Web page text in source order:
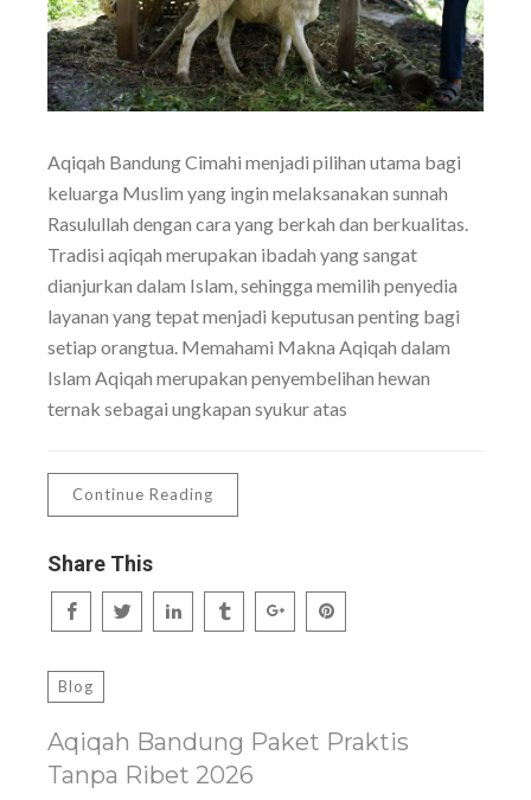
Aqiqah Bandung Cimahi menjadi pilihan utama bagi
keluarga Muslim yang ingin melaksanakan sunnah
Rasulullah dengan cara yang berkah dan berkualitas.
Tradisi aqiqah merupakan ibadah yang sangat
dianjurkan dalam Islam, sehingga memilih penyedia
layanan yang tepat menjadi keputusan penting bagi
setiap orangtua. Memahami Makna Aqiqah dalam
Islam Aqiqah merupakan penyembelihan hewan
ternak sebagai ungkapan syukur atas
Continue Reading
Share This
Blog
Aqiqah Bandung Paket Praktis
Tanpa Ribet 2026